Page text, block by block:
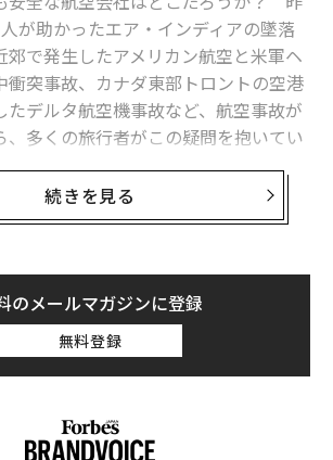
メンバーシップに登録する
安全な航空会社」ランキング 全日空は14位
界最高の都市 東京が3位を維持、京都は観光実績
2回フォーブス「エアトラベル・アワード」
のか──心理学者が解説する「回復力」向上のメカ
が助かったエア・インディアの墜落
郊で発生したアメリカン航空と米軍ヘ
衝突事故、カナダ東部トロントの空港
たデルタ航空機事故など、航空事故が
、多くの旅行者がこの疑問を抱いてい
安全性の差はほとんどないと強調して
航空業界格付けサイト「エアラインレ
、世界で最も安全な航空会社の
発表した。同サイトは世界320社の航
分析し、大手航空会社と格安航空会社
社を毎年明らかにしている。
ーティングスの評価方法
続きを見る
のメールマガジンに登録
無料登録